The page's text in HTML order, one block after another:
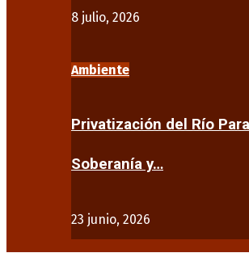
8 julio, 2026
Ambiente
Privatización del Río
Soberanía y…
23 junio, 2026